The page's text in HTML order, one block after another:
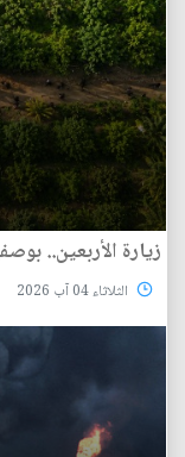
زيارة الأربعين..
الثلاثاء 04 آب 2026